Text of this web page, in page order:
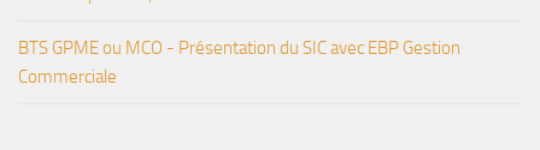
BTS GPME ou MCO - Présentation du SIC avec EBP Gestion
Commerciale